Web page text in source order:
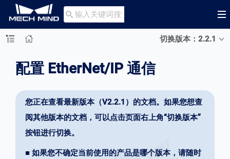

切换版本：2.2.1
配置 EtherNet/IP 通信
您正在查看最新版本（V2.2.1）的文档。如果您想查
阅其他版本的文档，可以点击页面右上角“切换版本”
按钮进行切换。
■ 如果您不确定当前使用的产品是哪个版本，请随时